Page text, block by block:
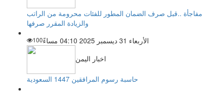
مفاجأة ..قبل صرف الضمان المطور للفئات محرومة من الراتب
والزيادة المقرر صرفها
الأربعاء 31 ديسمبر 2025 04:10 مساءً
100
اخبار اليمن
حاسبة رسوم المرافقين 1447 السعودية